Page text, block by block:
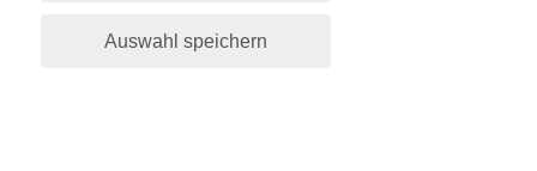
Auswahl speichern